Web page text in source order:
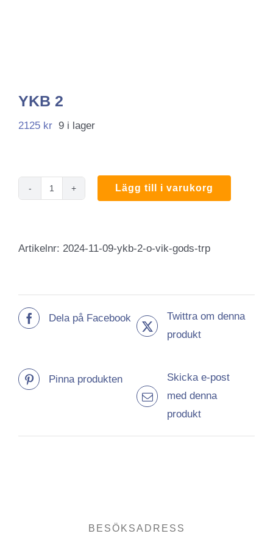
YKB 2
2125 kr 9 i lager
Lägg till i varukorg
Artikelnr: 2024-11-09-ykb-2-o-vik-gods-trp
Dela på Facebook
Twittra om denna
produkt
Pinna produkten
Skicka e-post
med denna
produkt
BESÖKSADRESS